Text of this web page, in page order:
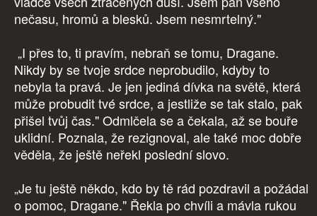
nečasu, hromů a blesků. Jsem nesmrtelný."
„I přes to, ti pravím, nebraň se tomu, Dragane.
Nikdy by se tvoje srdce neprobudilo, kdyby to
nebyla ta pravá. Je jen jediná dívka na světě, která
může probudit tvé srdce, a jestliže se tak stalo, pak
přišel tvůj čas." Odmlčela se a čekala, až se bouře
uklidní. Poznala, že rezignoval, ale také moc dobře
věděla, že ještě neřekl poslední slovo.
„Je tu ještě někdo, kdo by tě rád pozdravil a požádal
o pomoc, Dragane." Řekla po chvíli a mávla rukou